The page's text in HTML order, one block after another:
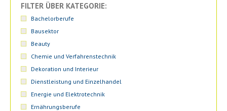
FILTER ÜBER KATEGORIE:
Bachelorberufe
Bausektor
Beauty
Chemie und Verfahrenstechnik
Dekoration und Interieur
Dienstleistung und Einzelhandel
Energie und Elektrotechnik
Ernährungsberufe